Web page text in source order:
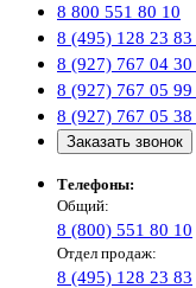
8 800 551 80 10
8 (495) 128 23 83
8 (927) 767 04 30
8 (927) 767 05 99
8 (927) 767 05 38
Заказать звонок
Телефоны:
Общий:
8 (800) 551 80 10
Отдел продаж:
8 (495) 128 23 83